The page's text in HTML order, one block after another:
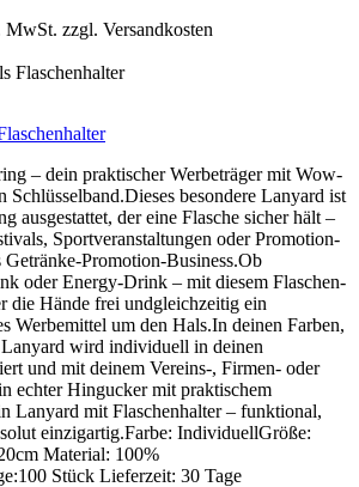
MwSt. zzgl. Versandkosten
– dein praktischer Werbeträger mit Wow-
besondere Lanyard ist
ausgestattet, der eine Flasche sicher hält –
Sportveranstaltungen oder Promotion-
Promotion-Business.Ob
oder Energy-Drink – mit diesem Flaschen-
die Hände frei undgleichzeitig ein
Werbemittel um den Hals.In deinen Farben,
wird individuell in deinen
und mit deinem Vereins-, Firmen- oder
echter Hingucker mit praktischem
Lanyard mit Flaschenhalter – funktional,
einzigartig.Farbe: IndividuellGröße:
Material: 100%
Stück Lieferzeit: 30 Tage